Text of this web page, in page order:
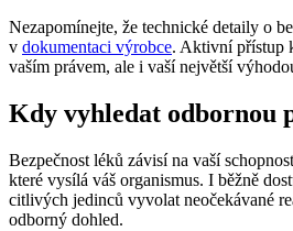
Nezapomínejte, že technické detaily o
v dokumentaci výrobce. Aktivní přístup
vaším právem, ale i vaší největší
Kdy vyhledat odbornou
Bezpečnost léků závisí na vaší
které vysílá váš organismus. I běžně
citlivých jedinců vyvolat neočekávané
odborný dohled.